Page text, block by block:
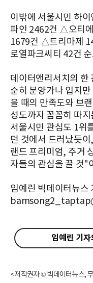
이밖에 서울시민 하
파인 2462건 △오티
1679건 △트리마제
로열파크씨티 42건
데이터앤리서치의 한
순히 분양가나 입지
을 때의 만족도와 브
성도까지 꼼꼼히 따
서울시민 관심도 1위
던 것에서 드러났듯
랜드 프리미엄, 주거
자들의 관심을 끌 것"
임예린 빅데이터뉴스
임예린 기자
<저작권자 © 빅데이터뉴스,